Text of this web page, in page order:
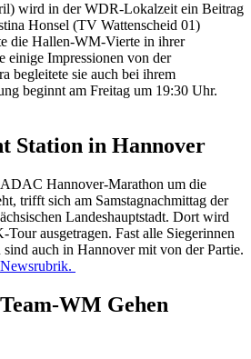
wird in der WDR-Lokalzeit ein Beitrag
Honsel (TV Wattenscheid 01)
die Hallen-WM-Vierte in ihrer
einige Impressionen von der
begleitete sie auch bei ihrem
beginnt am Freitag um 19:30 Uhr.
Station in Hannover
Hannover-Marathon um die
trifft sich am Samstagnachmittag der
Landeshauptstadt. Dort wird
Tour ausgetragen. Fast alle Siegerinnen
auch in Hannover mit von der Partie.
WM Gehen